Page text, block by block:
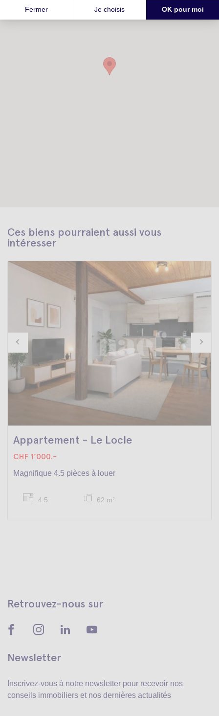
Ces biens pourraient aussi vous
intéresser
Appartement - Le Locle
CHF 1'000.-
Magnifique 4.5 pièces à louer
4.5 62 m2
Retrouvez-nous sur
Newsletter
Inscrivez-vous à notre newsletter pour recevoir nos
conseils immobiliers et nos dernières actualités